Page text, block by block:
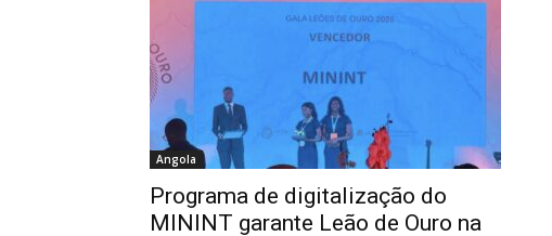
Angola
Programa de digitalização do
MININT garante Leão de Ouro na